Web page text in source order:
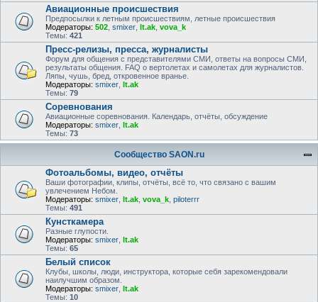
Авиационные происшествия
Предпосылки к летным происшествиям, летные происшествия
Модераторы: 502 smixer lt.ak vova_k
Темы: 421
Пресс-релизы, пресса, журналисты
Форум для общения с представителями СМИ, ответы на вопросы СМИ,
результаты общения. FAQ о вертолетах и самолетах для журналистов.
Ляпы, чушь, бред, откровенное вранье.
Модераторы: smixer lt.ak
Темы: 79
Соревнования
Авиационные соревнования. Календарь, отчёты, обсуждение
Модераторы: smixer lt.ak
Темы: 73
Сообщество SAON.ru
Фотоальбомы, видео, отчёты
Ваши фотографии, клипы, отчёты, всё то, что связано с вашим
увлечением Небом.
Модераторы: smixer lt.ak vova_k piloterrr
Темы: 491
Кунсткамера
Разные глупости.
Модераторы: smixer lt.ak
Темы: 65
Белый список
Клубы, школы, люди, инструктора, которые себя зарекомендовали
наилучшим образом.
Модераторы: smixer lt.ak
Темы: 10